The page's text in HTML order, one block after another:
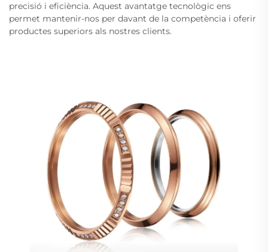
precisió i eficiència. Aquest avantatge tecnològic ens
permet mantenir-nos per davant de la competència i oferir
productes superiors als nostres clients.